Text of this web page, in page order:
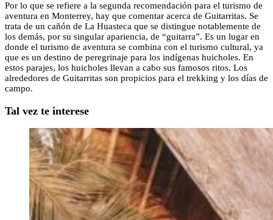
Por lo que se refiere a la segunda recomendación para el turismo de
aventura en Monterrey, hay que comentar acerca de Guitarritas. Se
trata de un cañón de La Huasteca que se distingue notablemente de
los demás, por su singular apariencia, de “guitarra”. Es un lugar en
donde el turismo de aventura se combina con el turismo cultural, ya
que es un destino de peregrinaje para los indígenas huicholes. En
estos parajes, los huicholes llevan a cabo sus famosos ritos. Los
alrededores de Guitarritas son propicios para el trekking y los días de
campo.
Tal vez te interese